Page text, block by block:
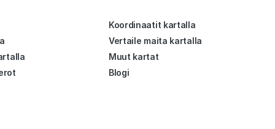
Koordinaatit kartalla
Vertaile maita kartalla
Muut kartat
Blogi